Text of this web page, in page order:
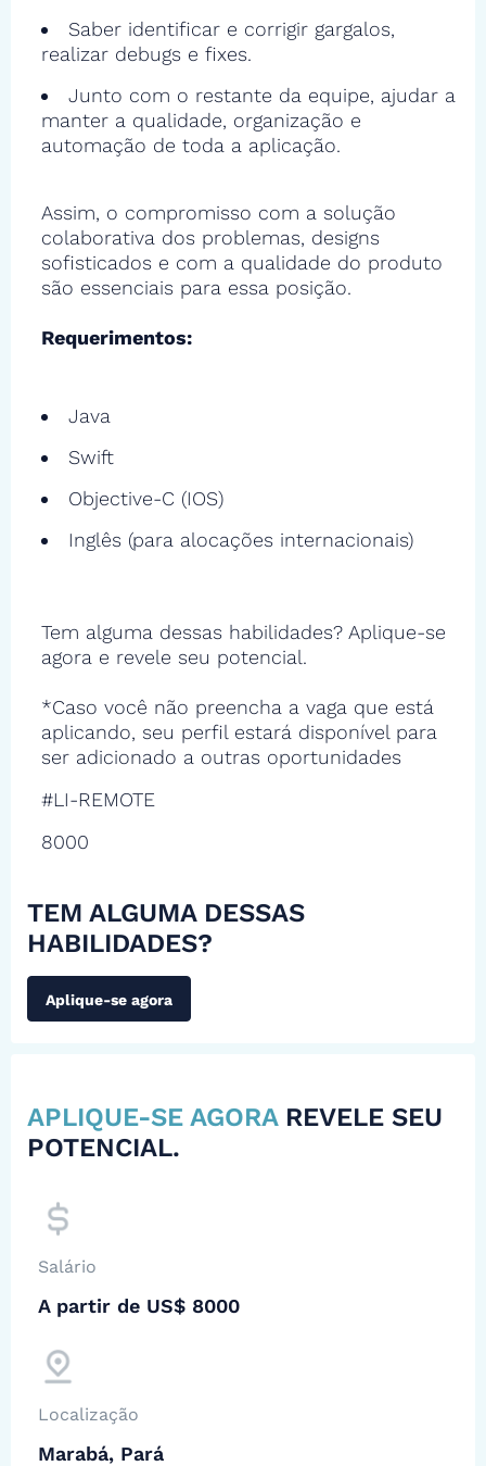
Saber identificar e corrigir gargalos,
realizar debugs e fixes.
Junto com o restante da equipe, ajudar a
manter a qualidade, organização e
automação de toda a aplicação.
Assim, o compromisso com a solução
colaborativa dos problemas, designs
sofisticados e com a qualidade do produto
são essenciais para essa posição.
Requerimentos:
Java
Swift
Objective-C (IOS)
Inglês (para alocações internacionais)
Tem alguma dessas habilidades? Aplique-se
agora e revele seu potencial.
*Caso você não preencha a vaga que está
aplicando, seu perfil estará disponível para
ser adicionado a outras oportunidades
#LI-REMOTE
8000
TEM ALGUMA DESSAS
HABILIDADES?
Aplique-se agora
APLIQUE-SE AGORA REVELE SEU
POTENCIAL.
Salário
A partir de US$ 8000
Localização
Marabá, Pará